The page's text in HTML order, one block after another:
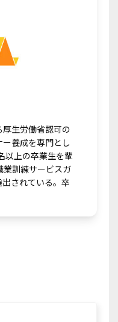
生労働省認可の
養成を専門とし
以上の卒業生を輩
業訓練サービスガ
されている。卒